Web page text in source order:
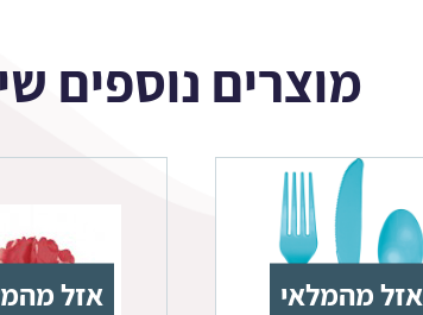
מוצרים נוספים
אזל מהמלאי אזל